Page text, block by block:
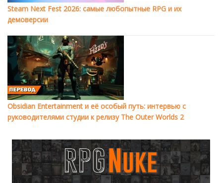
Steam Next Fest 2026: самые любопытные RPG и их
демоверсии
Obsidian Entertainment и её особый путь: интервью с
руководителями студии к релизу The Outer Worlds 2